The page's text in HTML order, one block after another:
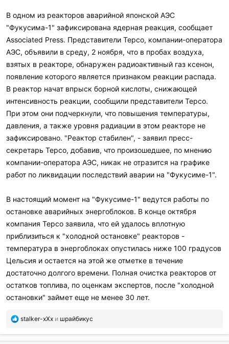
В одном из реакторов аварийной японской АЭС
"Фукусима-1" зафиксирована ядерная реакция, сообщает
Associated Press. Представители Tepco, компании-оператора
АЭС, объявили в среду, 2 ноября, что в пробах воздуха,
взятых в реакторе, обнаружен радиоактивный газ ксенон,
появление которого является признаком реакции распада.
В реактор начат впрыск борной кислоты, снижающей
интенсивность реакции, сообщили представители Tepco.
При этом они подчеркнули, что повышения температуры,
давления, а также уровня радиации в этом реакторе не
зафиксировано. "Реактор стабилен", - заявил пресс-
секретарь Tepco, добавив, что произошедшее, по мнению
компании-оператора АЭС, никак не отразится на графике
работ по ликвидации последствий аварии на "Фукусиме-1".
В настоящий момент на "Фукусиме-1" ведутся работы по
остановке аварийных энергоблоков. В конце октября
компания Tepco заявила, что ей удалось вплотную
приблизиться к "холодной остановке" реакторов -
температура в энергоблоках опустилась ниже 100 градусов
Цельсия и остается на этой же отметке в течение
достаточно долгого времени. Полная очистка реакторов от
остатков топлива, по оценкам экспертов, после "холодной
остановки" займет еще не менее 30 лет.
П
б
stalker-xXx и шрайбикус